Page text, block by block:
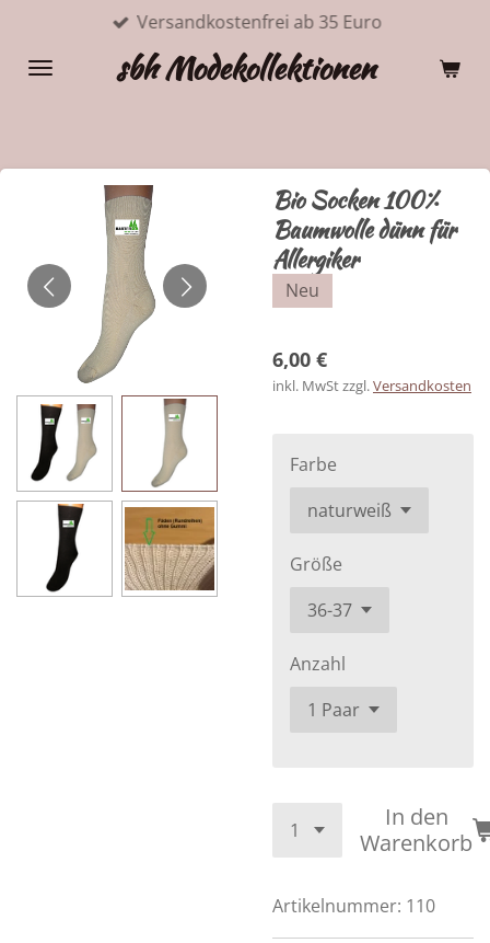
springen
sbh Modekollektionen
Versandkostenfrei ab 35 Euro
Bio Socken 100%
Baumwolle dünn für
Allergiker
Neu
6,00 €
inkl. MwSt zzgl.Versandkosten
Farbe
Größe
Anzahl
In den
Warenkorb
Artikelnummer: 110